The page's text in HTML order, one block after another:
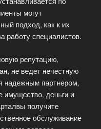
могут
подход, как к их
работу специалистов.
репутацию,
не ведет нечестную
надежным партнером,
имущество, деньги и
получите
обслуживание